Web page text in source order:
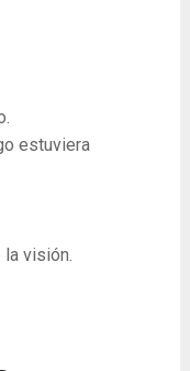
estuviera
visión.